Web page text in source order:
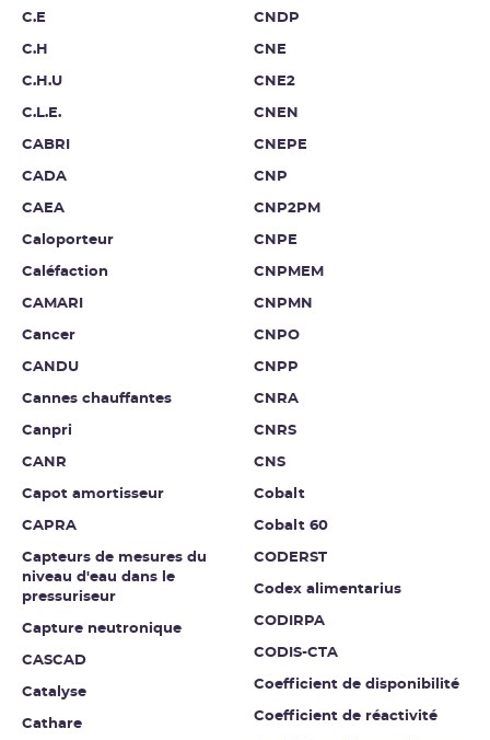
C.E
C.H
C.H.U
C.L.E.
CABRI
CADA
CAEA
Caloporteur
Caléfaction
CAMARI
Cancer
CANDU
Cannes chauffantes
Canpri
CANR
Capot amortisseur
CAPRA
Capteurs de mesures du
niveau d'eau dans le
pressuriseur
Capture neutronique
CASCAD
Catalyse
Cathare
CNDP
CNE
CNE2
CNEN
CNEPE
CNP
CNP2PM
CNPE
CNPMEM
CNPMN
CNPO
CNPP
CNRA
CNRS
CNS
Cobalt
Cobalt 60
CODERST
Codex alimentarius
CODIRPA
CODIS-CTA
Coefficient de disponibilité
Coefficient de réactivité